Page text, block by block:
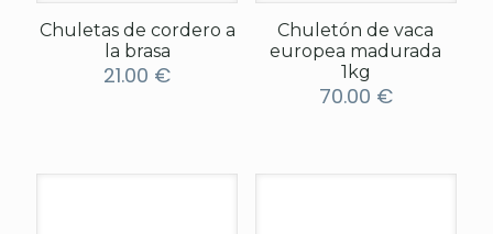
Chuletas de cordero a
la brasa
21.00 €
Chuletón de vaca
europea madurada
1kg
70.00 €